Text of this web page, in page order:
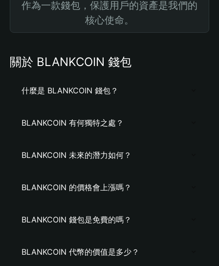
作為一款錢包，保護用戶的資產是我們的
核心使命。
關於 BLANKCOIN 錢包
什麼是 BLANKCOIN 錢包？
BLANKCOIN 有何獨特之處？
BLANKCOIN 未來的潛力如何？
BLANKCOIN 的價格會上漲嗎？
BLANKCOIN 錢包是免費的嗎？
BLANKCOIN 代幣的價值是多少？